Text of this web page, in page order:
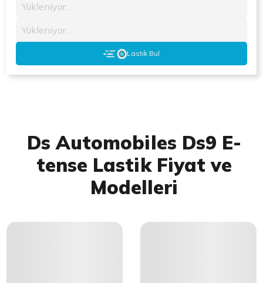
Yükleniyor...
Yükleniyor...
Lastik Bul
Ds Automobiles Ds9 E-
tense Lastik Fiyat ve
Modelleri